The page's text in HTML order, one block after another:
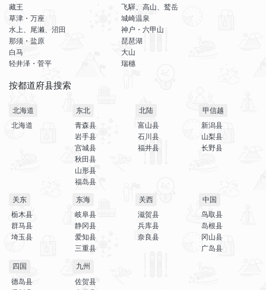
藏王
草津・万座
水上、尾濑、沼田
那须・盐原
白马
轻井泽・菅平
飞驒、高山、鹫岳
城崎温泉
神户・六甲山
琵琶湖
大山
瑞穗
按都道府县搜索
北海道
北海道
东北
青森县
岩手县
宫城县
秋田县
山形县
福岛县
北陆
富山县
石川县
福井县
甲信越
新潟县
山梨县
长野县
关东
栃木县
群马县
埼玉县
东海
岐阜县
静冈县
爱知县
三重县
关西
滋贺县
兵库县
奈良县
中国
鸟取县
岛根县
冈山县
广岛县
四国
德岛县
九州
佐贺县